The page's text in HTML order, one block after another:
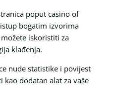
poput casino of
bogatim izvorima
iskoristiti za
klađenja.
nude statistike i povijest
kao dodatan alat za vaše